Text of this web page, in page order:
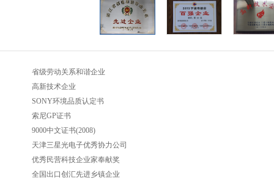
省级劳动关系和谐企业
高新技术企业
SONY环境品质认定书
索尼GP证书
9000中文证书(2008)
天津三星光电子优秀协力公司
优秀民营科技企业家奉献奖
全国出口创汇先进乡镇企业